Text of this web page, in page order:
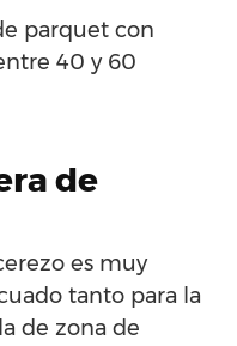
parquet con
40 y 60
de
es muy
tanto para la
de zona de